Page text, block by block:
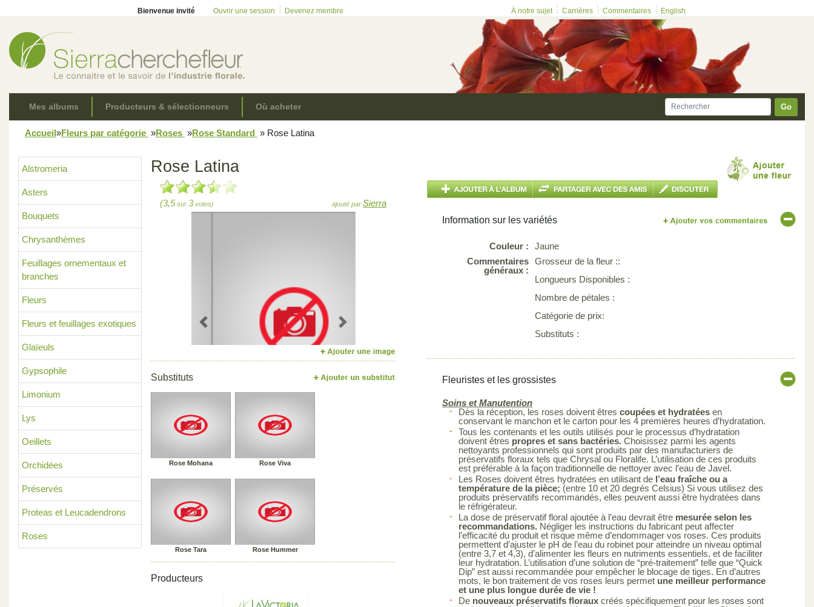
Bienvenue invité Ouvrir une session Devenez membre À notre sujet Carrières Commentaires English
Mes albums Producteurs & sélectionneurs Où acheter Go
Accueil»Fleurs par catégorie »Roses »Rose Standard » Rose Latina
Alstromeria
Asters
Bouquets
Chrysanthèmes
Feuillages ornementaux et
branches
Fleurs
Fleurs et feuillages exotiques
Glaïeuls
Gypsophile
Limonium
Lys
Oeillets
Orchidées
Préservés
Proteas et Leucadendrons
Roses
Rose Latina
(3,5 sur 3votes) ajouté parSierra
Previous Next
Substituts
Rose Mohana Rose Viva
Rose Tara Rose Hummer
Producteurs
Information sur les variétés
Couleur :
Jaune
Commentaires
généraux :
Grosseur de la fleur ::
Longueurs Disponibles :
Nombre de pétales :
Catégorie de prix:
Substituts :
Fleuristes et les grossistes
Soins et Manutention
Dès la réception, les roses doivent êtrescoupées et hydratées en
conservant le manchon et le carton pour les 4 premières heures d’hydratation.
Tous les contenants et les outils utilisés pour le processus d’hydratation
doivent êtres propres et sans bactéries. Choisissez parmi les agents
nettoyants professionnels qui sont produits par des manufacturiers de
préservatifs floraux tels que Chrysal ou Floralife. L’utilisation de ces produits
est préférable à la façon traditionnelle de nettoyer avec l’eau de Javel.
Les Roses doivent êtres hydratées en utilisant de l’eau fraîche ou a
température de la pièce; (entre 10 et 20 degrés Celsius) Si vous utilisez des
produits préservatifs recommandés, elles peuvent aussi être hydratées dans
le réfrigérateur.
La dose de préservatif floral ajoutée à l’eau devrait être mesurée selon les
recommandations. Négliger les instructions du fabricant peut affecter
l’efficacité du produit et risque même d’endommager vos roses. Ces produits
permettent d’ajuster le pH de l’eau du robinet pour atteindre un niveau optimal
(entre 3,7 et 4,3), d’alimenter les fleurs en nutriments essentiels, et de faciliter
leur hydratation. L’utilisation d’une solution de “pré-traitement” telle que “Quick
Dip” est aussi recommandée pour empêcher le blocage de tiges. En d’autres
mots, le bon traitement de vos roses leurs permet une meilleur performance
et une plus longue durée de vie !
De nouveaux préservatifs floraux créés spécifiquement pour les roses sont